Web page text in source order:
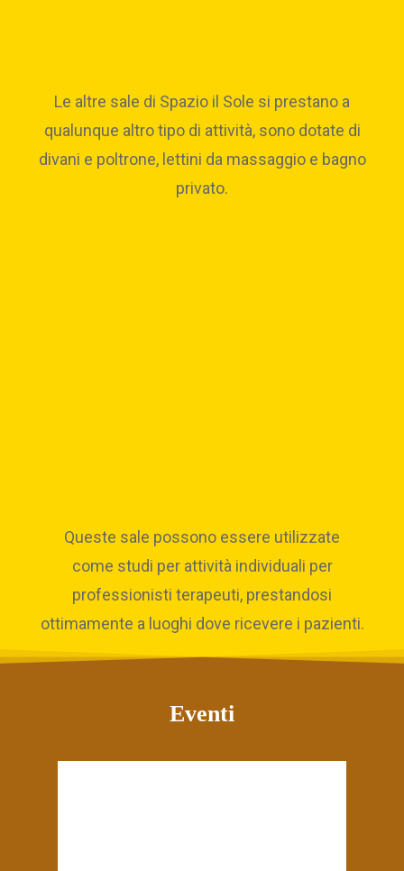
Le altre sale di Spazio il Sole si prestano a
qualunque altro tipo di attività, sono dotate di
divani e poltrone, lettini da massaggio e bagno
privato.
Queste sale possono essere utilizzate
come studi per attività individuali per
professionisti terapeuti, prestandosi
ottimamente a luoghi dove ricevere i pazienti.
Eventi